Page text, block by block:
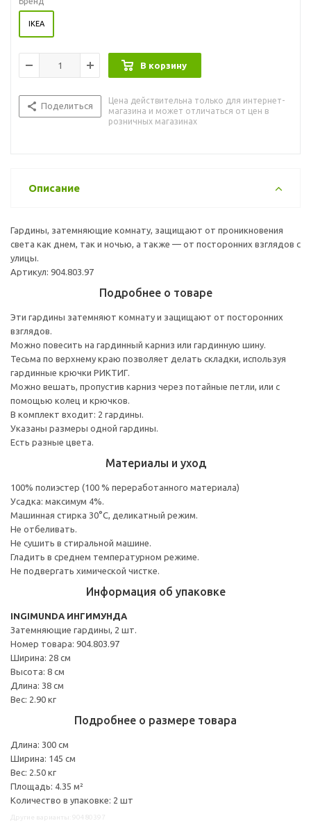
IKEA
В корзину
Поделиться
Цена действительна только для интернет-
магазина и может отличаться от цен в
розничных магазинах
Описание
Гардины, затемняющие комнату, защищают от проникновения
света как днем, так и ночью, а также — от посторонних взглядов с
улицы.
Артикул: 904.803.97
Подробнее о товаре
Эти гардины затемняют комнату и защищают от посторонних
взглядов.
Можно повесить на гардинный карниз или гардинную шину.
Тесьма по верхнему краю позволяет делать складки, используя
гардинные крючки РИКТИГ.
Можно вешать, пропустив карниз через потайные петли, или с
помощью колец и крючков.
В комплект входит: 2 гардины.
Указаны размеры одной гардины.
Есть разные цвета.
Материалы и уход
100% полиэстер (100 % переработанного материала)
Усадка: максимум 4%.
Машинная стирка 30°С, деликатный режим.
Не отбеливать.
Не сушить в стиральной машине.
Гладить в среднем температурном режиме.
Не подвергать химической чистке.
Информация об упаковке
INGIMUNDA ИНГИМУНДА
Затемняющие гардины, 2 шт.
Номер товара: 904.803.97
Ширина: 28 см
Высота: 8 см
Длина: 38 см
Вес: 2.90 кг
Подробнее о размере товара
Длина: 300 см
Ширина: 145 см
Вес: 2.50 кг
Площадь: 4.35 м²
Количество в упаковке: 2 шт